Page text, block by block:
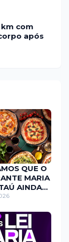
com
após
QUE O
MARIA
AINDA
EM
A
JÁ O